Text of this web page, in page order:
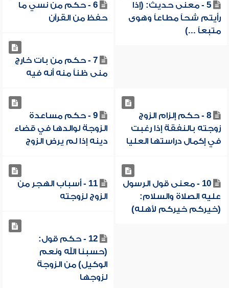
5 - معنى حديث: (إذا
رأيتم شحاً مطاعاً وهوى
متبعاً ...)
6 - حكم من نسي ما
حفظ من القرآن
7 - حكم من بات خارج
منى ظناً منه أنه فيه
8 - حكم إلزام الزوج
زوجته بالنفقة إذا رغبت
في إكمال دراستها العليا
9 - حكم مساعدة
الزوجة لوالدها في قضاء
دينه إذا لم يرض الزوج
10 - معنى قول الرسول
عليه الصلاة والسلام:
(خيركم خيركم لأهله)
11 - أسباب الهجر من
الزوج لزوجته
12 - حكم قول:
(حسبنا الله ونعم
الوكيل) من الزوجة
لزوجها